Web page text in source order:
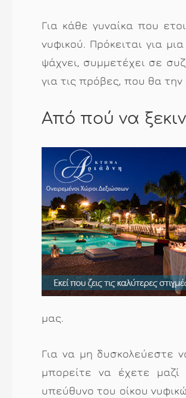
Για κάθε γυναίκα που
νυφικού. Πρόκειται για
ψάχνει, συμμετέχει σε
για τις πρόβες, που θα
Από πού να
μας.
Για να μη δυσκολεύεστε
μπορείτε να έχετε
υπεύθυνο του οίκου